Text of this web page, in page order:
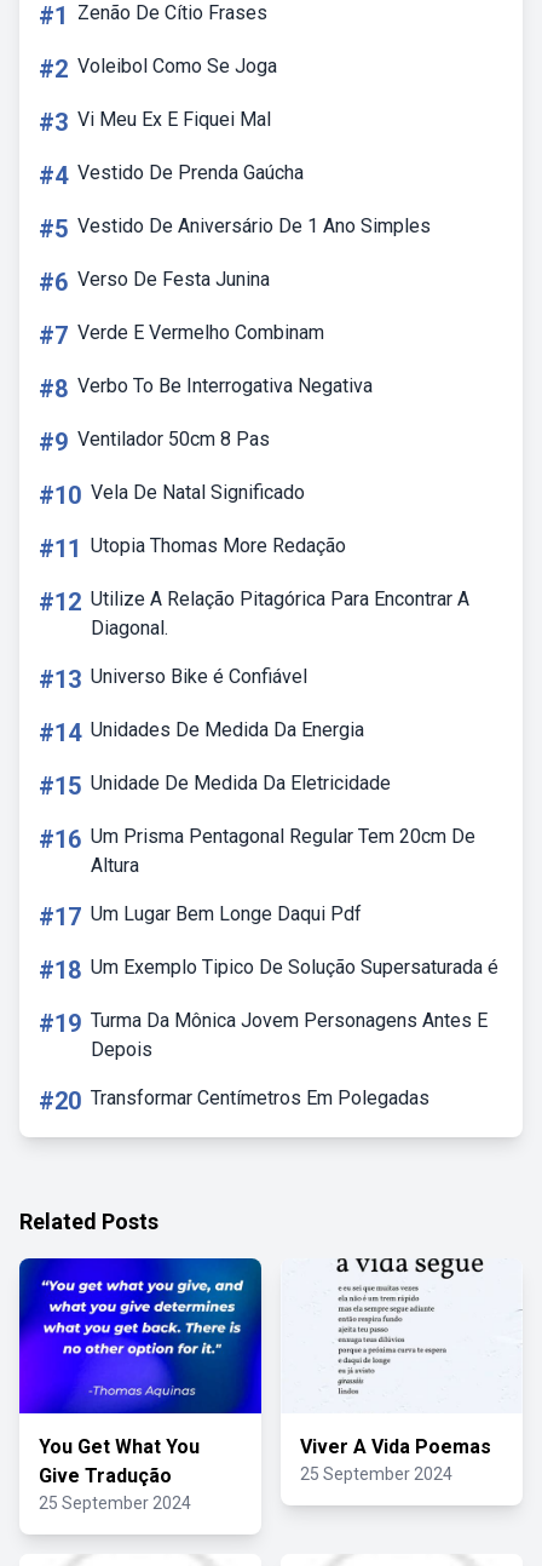
#1 Zenão De Cítio Frases
#2 Voleibol Como Se Joga
#3 Vi Meu Ex E Fiquei Mal
#4 Vestido De Prenda Gaúcha
#5 Vestido De Aniversário De 1 Ano Simples
#6 Verso De Festa Junina
#7 Verde E Vermelho Combinam
#8 Verbo To Be Interrogativa Negativa
#9 Ventilador 50cm 8 Pas
#10 Vela De Natal Significado
#11 Utopia Thomas More Redação
#12 Utilize A Relação Pitagórica Para Encontrar A
Diagonal.
#13 Universo Bike é Confiável
#14 Unidades De Medida Da Energia
#15 Unidade De Medida Da Eletricidade
#16 Um Prisma Pentagonal Regular Tem 20cm De
Altura
#17 Um Lugar Bem Longe Daqui Pdf
#18 Um Exemplo Tipico De Solução Supersaturada é
#19 Turma Da Mônica Jovem Personagens Antes E
Depois
#20 Transformar Centímetros Em Polegadas
Related Posts
You Get What You
Give Tradução
25 September 2024
Viver A Vida Poemas
25 September 2024